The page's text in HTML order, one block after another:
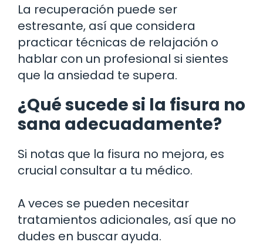
La recuperación puede ser
estresante, así que considera
practicar técnicas de relajación o
hablar con un profesional si sientes
que la ansiedad te supera.
¿Qué sucede si la fisura no
sana adecuadamente?
Si notas que la fisura no mejora, es
crucial consultar a tu médico.
A veces se pueden necesitar
tratamientos adicionales, así que no
dudes en buscar ayuda.